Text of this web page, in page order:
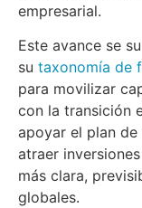
empresarial.
Este avance se
su taxonomía de
para movilizar
con la transición
apoyar el plan
atraer
más clara,
globales.